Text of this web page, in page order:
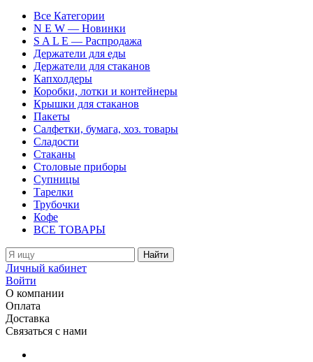
Все Категории
N E W — Новинки
S A L E — Распродажа
Держатели для еды
Держатели для стаканов
Капхолдеры
Коробки, лотки и контейнеры
Крышки для стаканов
Пакеты
Салфетки, бумага, хоз. товары
Сладости
Стаканы
Столовые приборы
Супницы
Тарелки
Трубочки
Кофе
ВСЕ ТОВАРЫ
Найти
Личный кабинет
Войти
О компании
Оплата
Доставка
Связаться с нами